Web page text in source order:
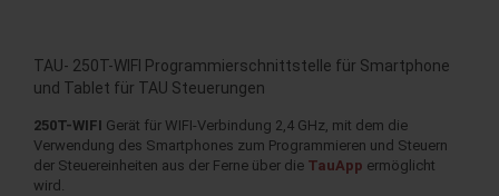
TAU- 250T-WIFI Programmierschnittstelle für Smartphone
und Tablet für TAU Steuerungen
250T-WIFI Gerät für WIFI-Verbindung 2,4 GHz, mit dem die
Verwendung des Smartphones zum Programmieren und Steuern
der Steuereinheiten aus der Ferne über die TauApp ermöglicht
wird.